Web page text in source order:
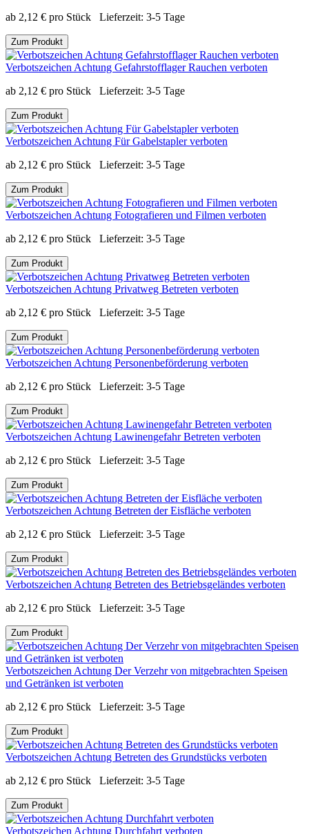
ab 2,12 € pro Stück Lieferzeit: 3-5 Tage
Zum Produkt
Verbotszeichen Achtung Gefahrstofflager Rauchen verboten
ab 2,12 € pro Stück Lieferzeit: 3-5 Tage
Zum Produkt
Verbotszeichen Achtung Für Gabelstapler verboten
ab 2,12 € pro Stück Lieferzeit: 3-5 Tage
Zum Produkt
Verbotszeichen Achtung Fotografieren und Filmen verboten
ab 2,12 € pro Stück Lieferzeit: 3-5 Tage
Zum Produkt
Verbotszeichen Achtung Privatweg Betreten verboten
ab 2,12 € pro Stück Lieferzeit: 3-5 Tage
Zum Produkt
Verbotszeichen Achtung Personenbeförderung verboten
ab 2,12 € pro Stück Lieferzeit: 3-5 Tage
Zum Produkt
Verbotszeichen Achtung Lawinengefahr Betreten verboten
ab 2,12 € pro Stück Lieferzeit: 3-5 Tage
Zum Produkt
Verbotszeichen Achtung Betreten der Eisfläche verboten
ab 2,12 € pro Stück Lieferzeit: 3-5 Tage
Zum Produkt
Verbotszeichen Achtung Betreten des Betriebsgeländes verboten
ab 2,12 € pro Stück Lieferzeit: 3-5 Tage
Zum Produkt
Verbotszeichen Achtung Der Verzehr von mitgebrachten Speisen
und Getränken ist verboten
ab 2,12 € pro Stück Lieferzeit: 3-5 Tage
Zum Produkt
Verbotszeichen Achtung Betreten des Grundstücks verboten
ab 2,12 € pro Stück Lieferzeit: 3-5 Tage
Zum Produkt
Verbotszeichen Achtung Durchfahrt verboten